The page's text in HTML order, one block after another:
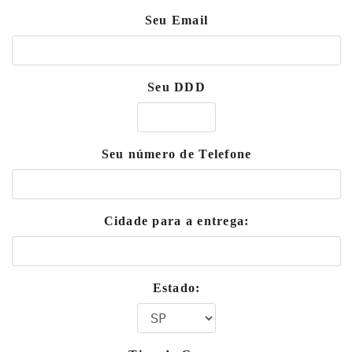
Seu Email
Seu DDD
Seu número de Telefone
Cidade para a entrega:
Estado: